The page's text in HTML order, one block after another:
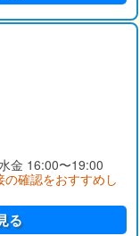
金 16:00〜19:00
確認をおすすめし
る